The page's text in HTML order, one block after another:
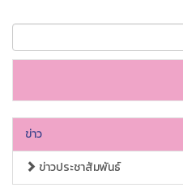
ข่าว
ข่าวประชาสัมพันธ์